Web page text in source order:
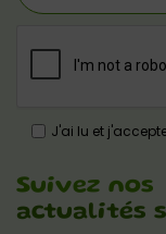
J'ai lu et
Suivez nos
actualités